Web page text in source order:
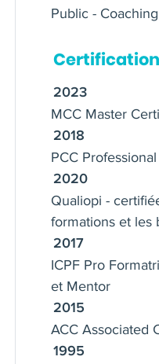
en
compréhension
de pouvoir, des
systèmes, que je
mes clients en
Membre du
Dirigeants
commissions
Intelligence
certifiée
sur le
intelligence
mentoring.
Public -
2023
MCC Master
2018
PCC
2020
Qualiopi -
formations et les
2017
ICPF Pro
et Mentor
2015
ACC Associated
1995